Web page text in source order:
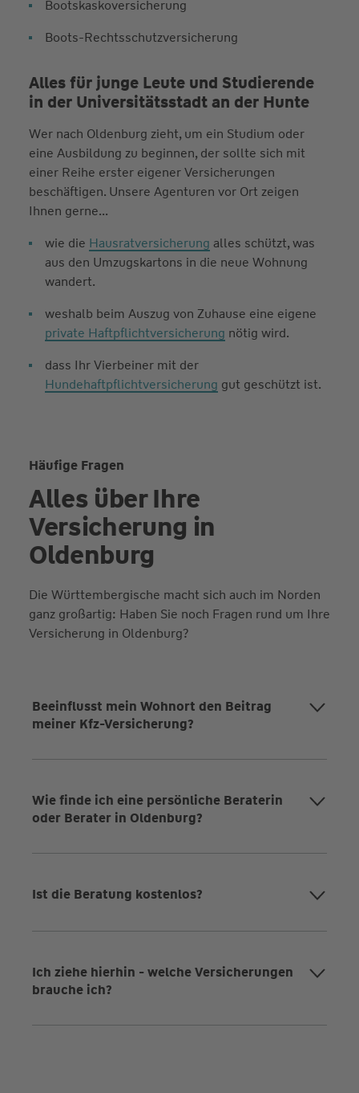
Bootskaskoversicherung
Boots-Rechtsschutzversicherung
Alles für junge Leute und Studierende
in der Universitätsstadt an der Hunte
Wer nach Oldenburg zieht, um ein Studium oder
eine Ausbildung zu beginnen, der sollte sich mit
einer Reihe erster eigener Versicherungen
beschäftigen. Unsere Agenturen vor Ort zeigen
Ihnen gerne...
wie die Hausratversicherung alles schützt, was
aus den Umzugskartons in die neue Wohnung
wandert.
weshalb beim Auszug von Zuhause eine eigene
private Haftpflichtversicherung nötig wird.
dass Ihr Vierbeiner mit der
Hundehaftpflichtversicherung gut geschützt ist.
Häufige Fragen
Alles über Ihre
Versicherung in
Oldenburg
Die Württembergische macht sich auch im Norden
ganz großartig: Haben Sie noch Fragen rund um Ihre
Versicherung in Oldenburg?
Beeinflusst mein Wohnort den Beitrag
meiner Kfz-Versicherung?
Wie finde ich eine persönliche Beraterin
oder Berater in Oldenburg?
Ist die Beratung kostenlos?
Ich ziehe hierhin - welche Versicherungen
brauche ich?